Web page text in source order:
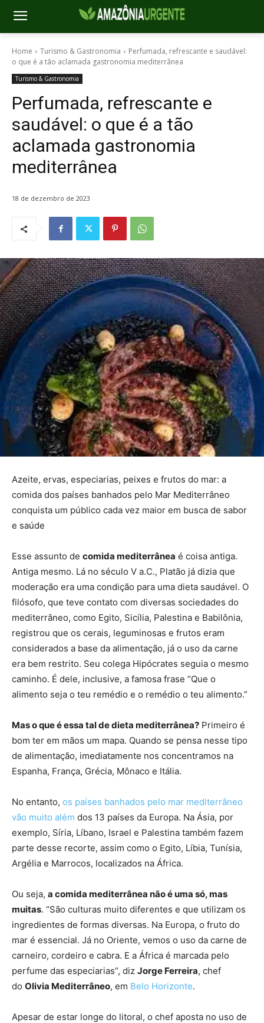
Home Turismo & Gastronomia
Perfumada, refrescante e saudável:
o que é a tão aclamada gastronomia mediterrânea
Turismo & Gastronomia
Perfumada, refrescante e
saudável: o que é a tão
aclamada gastronomia
mediterrânea
18 de dezembro de 2023
Azeite, ervas, especiarias, peixes e frutos do mar: a
comida dos países banhados pelo Mar Mediterrâneo
conquista um público cada vez maior em busca de sabor
e saúde
Esse assunto de comida mediterrânea é coisa antiga.
Antiga mesmo. Lá no século V a.C., Platão já dizia que
moderação era uma condição para uma dieta saudável. O
filósofo, que teve contato com diversas sociedades do
mediterrâneo, como Egito, Sicília, Palestina e Babilônia,
registrou que os cerais, leguminosas e frutos eram
considerados a base da alimentação, já o uso da carne
era bem restrito. Seu colega Hipócrates seguia o mesmo
caminho. É dele, inclusive, a famosa frase “Que o
alimento seja o teu remédio e o remédio o teu alimento.”
Mas o que é essa tal de dieta mediterrânea? Primeiro é
bom ter em mãos um mapa. Quando se pensa nesse tipo
de alimentação, imediatamente nos concentramos na
Espanha, França, Grécia, Mônaco e Itália.
No entanto, os países banhados pelo mar mediterrâneo
vão muito além dos 13 países da Europa. Na Ásia, por
exemplo, Síria, Líbano, Israel e Palestina também fazem
parte desse recorte, assim como o Egito, Líbia, Tunísia,
Argélia e Marrocos, localizados na África.
Ou seja, a comida mediterrânea não é uma só, mas
muitas. “São culturas muito diferentes e que utilizam os
ingredientes de formas diversas. Na Europa, o fruto do
mar é essencial. Já no Oriente, vemos o uso da carne de
carneiro, cordeiro e cabra. E a África é marcada pelo
perfume das especiarias”, diz Jorge Ferreira, chef
do Olivia Mediterrâneo, em Belo Horizonte.
Apesar de estar longe do litoral, o chef aposta no uso de